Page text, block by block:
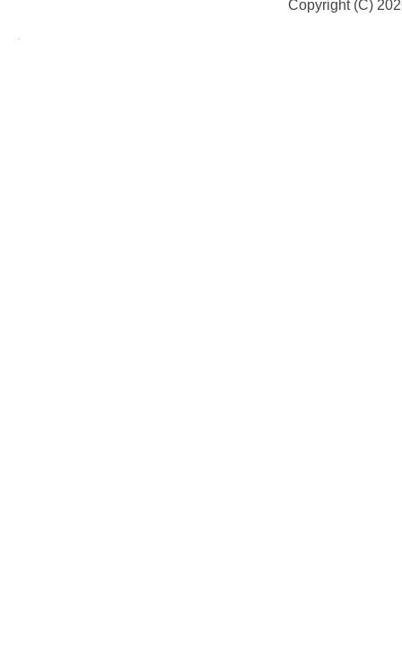
Copyright (C)